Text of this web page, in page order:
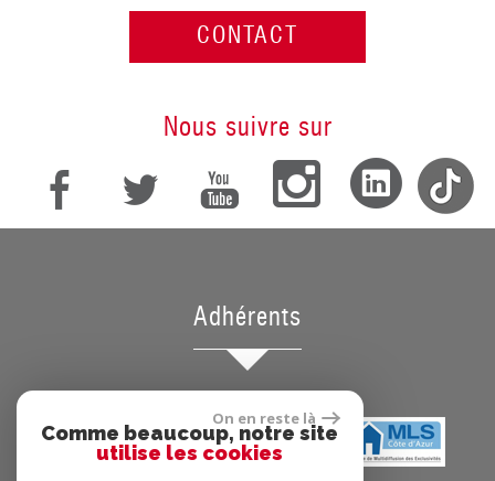
CONTACT
Nous suivre sur
Adhérents
On en reste là
Comme beaucoup, notre site
utilise les cookies